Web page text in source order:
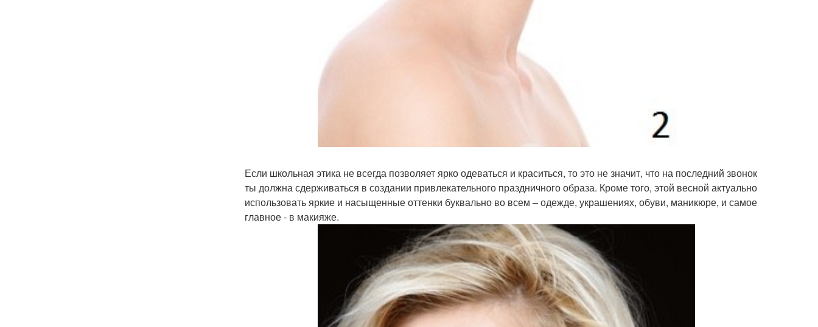
Если школьная этика не всегда позволяет ярко одеваться и краситься, то это не значит, что на последний звонок
ты должна сдерживаться в создании привлекательного праздничного образа. Кроме того, этой весной актуально
использовать яркие и насыщенные оттенки буквально во всем – одежде, украшениях, обуви, маникюре, и самое
главное - в макияже.